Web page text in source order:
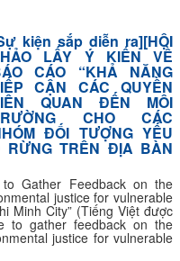
kiện sắp diễn ra][HỘI
LẤY Ý KIẾN VỀ
CÁO “KHẢ NĂNG
CẬN CÁC QUYỀN
QUAN ĐẾN MÔI
CHO CÁC
ĐỐI TƯỢNG YẾU
RỪNG TRÊN ĐỊA BÀN
Gather Feedback on the
justice for vulnerable
Minh City” (Tiếng Việt được
to gather feedback on the
justice for vulnerable